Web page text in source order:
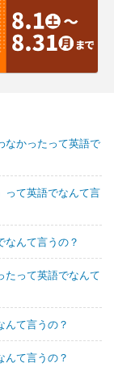
なかったって英語で
って英語でなんて言
なんて言うの？
たって英語でなんて
んて言うの？
んて言うの？